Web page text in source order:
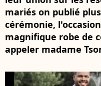
mariés on publié
cérémonie,
magnifique robe de
appeler madame